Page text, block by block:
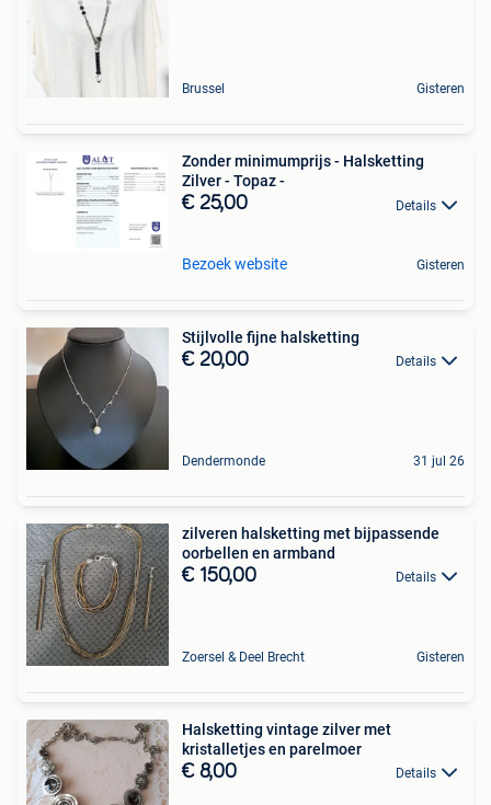
Brussel Gisteren
Zonder minimumprijs - Halsketting
Zilver - Topaz -
€ 25,00 Details
Bezoek website Gisteren
Stijlvolle fijne halsketting
€ 20,00 Details
Dendermonde 31 jul 26
zilveren halsketting met bijpassende
oorbellen en armband
€ 150,00 Details
Zoersel & Deel Brecht Gisteren
Halsketting vintage zilver met
kristalletjes en parelmoer
€ 8,00 Details